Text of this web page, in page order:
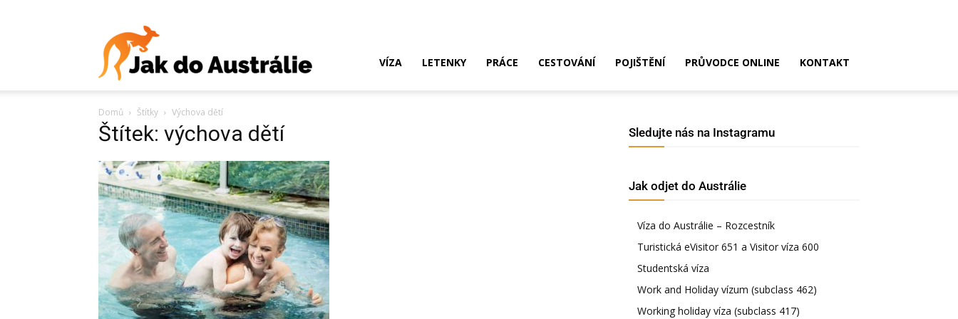
Austrálie?
Víza,
VÍZA LETENKY PRÁCE CESTOVÁNÍ POJIŠTĚNÍ PRŮVODCE ONLINE KONTAKT
Domů Štítky Výchova dětí
Štítek: výchova dětí Sledujte nás na Instagramu
Jak odjet do Austrálie
Víza do Austrálie – Rozcestník
Turistická eVisitor 651 a Visitor víza 600
Studentská víza
Work and Holiday vízum (subclass 462)
Working holiday víza (subclass 417)